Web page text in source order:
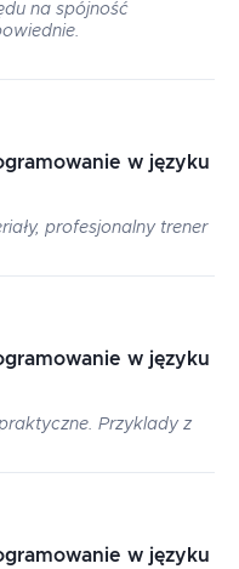
na spójność
w języku
profesjonalny trener
w języku
Przyklady z
w języku